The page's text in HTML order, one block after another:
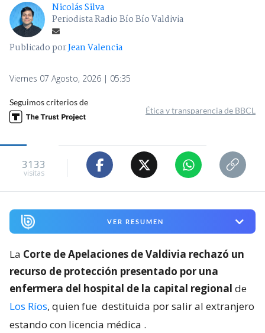
Nicolás Silva
Periodista Radio Bío Bío Valdivia
Publicado porJean Valencia
Viernes 07 Agosto, 2026 | 05:35
Seguimos criterios de
Ética y transparencia de BBCL
3133
visitas
VER RESUMEN
La Corte de Apelaciones de Valdivia rechazó un
recurso de protección presentado por una
enfermera del hospital de la capital regional de
Los Ríos, quien fue destituida por salir al extranjero
estando con licencia médica .